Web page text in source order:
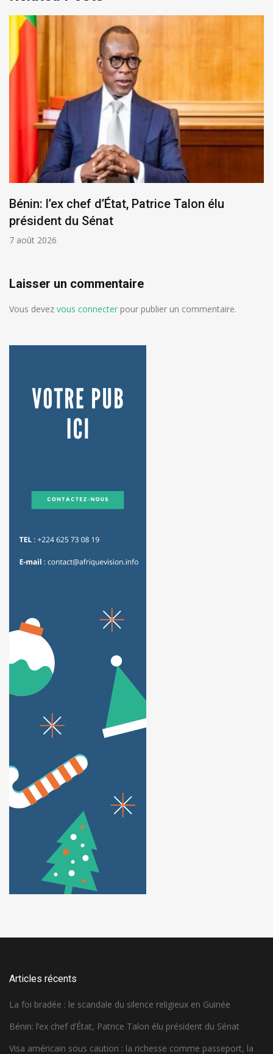
Bénin: l’ex chef d’État, Patrice Talon élu
président du Sénat
7 août 2026
Laisser un commentaire
Vous devez vous connecter pour publier un commentaire.
Articles récents
La foi bradée : le scandale du silence religieux en Guinée
Bénin: l’ex chef d’État, Patrice Talon élu président du Sénat
Visa américain sous caution : la richesse comme passeport, la